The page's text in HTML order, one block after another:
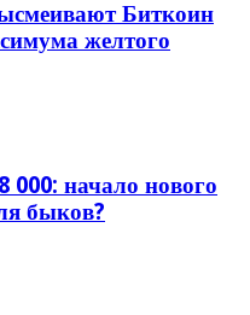
Биткоин
желтого
000: начало нового
быков?